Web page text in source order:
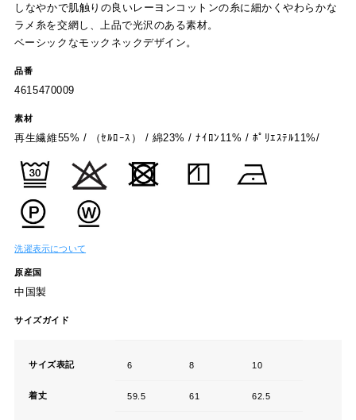
しなやかで肌触りの良いレーヨンコットンの糸に細かくやわらかな
ラメ糸を交網し、上品で光沢のある素材。
ベーシックなモックネックデザイン。
品番
4615470009
素材
再生繊維55% / （ｾﾙﾛｰｽ） / 綿23% / ﾅｲﾛﾝ11% / ﾎﾟﾘｴｽﾃﾙ11%/
洗濯表示について
原産国
中国製
サイズガイド
サイズ表記 6 8 10
着丈 59.5 61 62.5